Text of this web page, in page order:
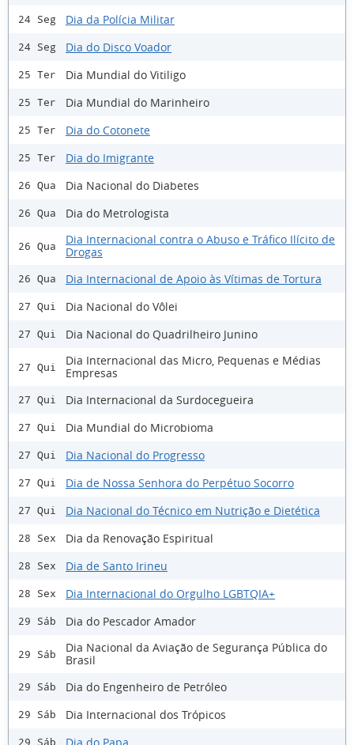
24 Seg Dia da Polícia Militar
24 Seg Dia do Disco Voador
25 Ter Dia Mundial do Vitiligo
25 Ter Dia Mundial do Marinheiro
25 Ter Dia do Cotonete
25 Ter Dia do Imigrante
26 Qua Dia Nacional do Diabetes
26 Qua Dia do Metrologista
26 Qua
Dia Internacional contra o Abuso e Tráfico Ilícito de
Drogas
26 Qua Dia Internacional de Apoio às Vítimas de Tortura
27 Qui Dia Nacional do Vôlei
27 Qui Dia Nacional do Quadrilheiro Junino
27 Qui
Dia Internacional das Micro, Pequenas e Médias
Empresas
27 Qui Dia Internacional da Surdocegueira
27 Qui Dia Mundial do Microbioma
27 Qui Dia Nacional do Progresso
27 Qui Dia de Nossa Senhora do Perpétuo Socorro
27 Qui Dia Nacional do Técnico em Nutrição e Dietética
28 Sex Dia da Renovação Espiritual
28 Sex Dia de Santo Irineu
28 Sex Dia Internacional do Orgulho LGBTQIA+
29 Sáb Dia do Pescador Amador
29 Sáb
Dia Nacional da Aviação de Segurança Pública do
Brasil
29 Sáb Dia do Engenheiro de Petróleo
29 Sáb Dia Internacional dos Trópicos
29 Sáb